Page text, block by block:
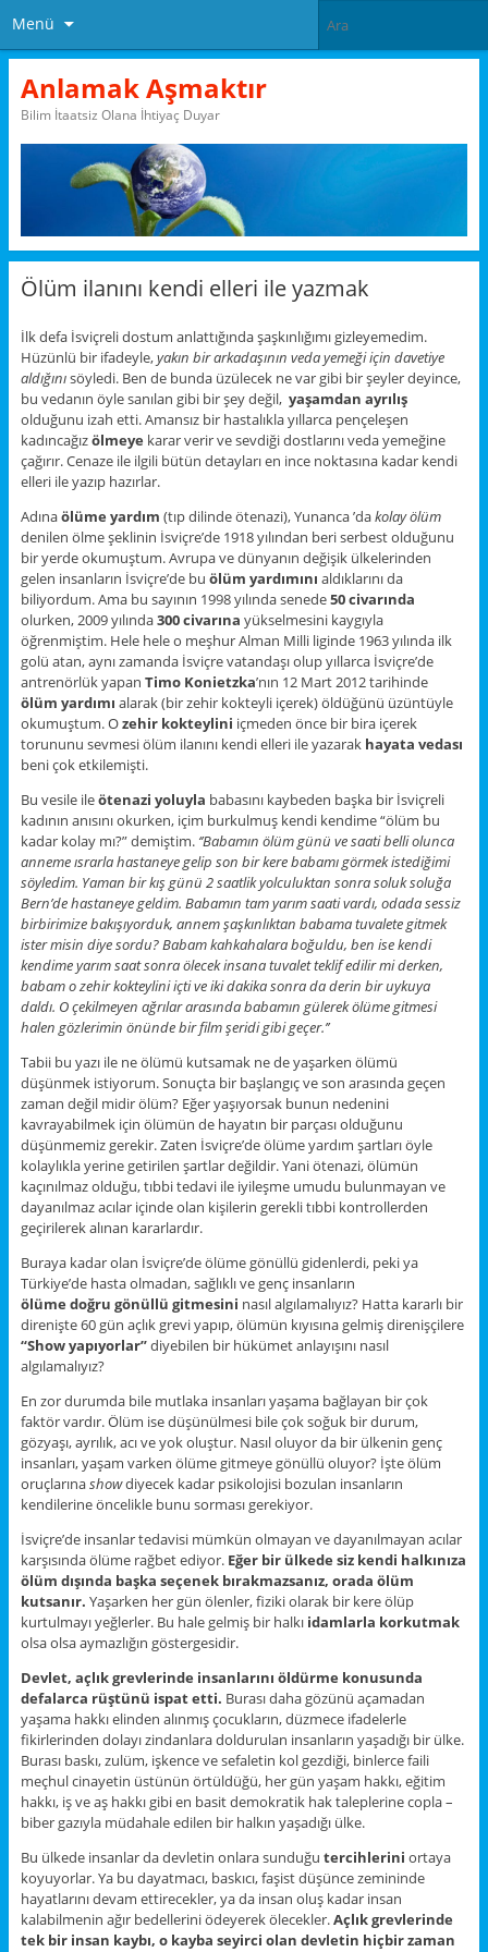
Menü
Anlamak Aşmaktır
Bilim İtaatsiz Olana İhtiyaç Duyar
Ölüm ilanını kendi elleri ile yazmak
İlk defa İsviçreli dostum anlattığında şaşkınlığımı gizleyemedim.
Hüzünlü bir ifadeyle,yakın bir arkadaşının veda yemeği için davetiye
aldığınısöyledi. Ben de bunda üzülecek ne var gibi bir şeyler deyince,
bu vedanın öyle sanılan gibi bir şey değil, yaşamdan ayrılış
olduğunu izah etti. Amansız bir hastalıkla yıllarca pençeleşen
kadıncağızölmeye karar verir ve sevdiği dostlarını veda yemeğine
çağırır. Cenaze ile ilgili bütün detayları en ince noktasına kadar kendi
elleri ile yazıp hazırlar.
Adınaölüme yardım (tıp dilinde ötenazi), Yunanca ’dakolay ölüm
denilen ölme şeklinin İsviçre’de 1918 yılından beri serbest olduğunu
bir yerde okumuştum. Avrupa ve dünyanın değişik ülkelerinden
gelen insanların İsviçre’de bu ölüm yardımını aldıklarını da
biliyordum. Ama bu sayının 1998 yılında senede50 civarında
olurken, 2009 yılında300 civarına yükselmesini kaygıyla
öğrenmiştim. Hele hele o meşhur Alman Milli liginde 1963 yılında ilk
golü atan, aynı zamanda İsviçre vatandaşı olup yıllarca İsviçre’de
antrenörlük yapan Timo Konietzka’nın 12 Mart 2012 tarihinde
ölüm yardımı alarak (bir zehir kokteyli içerek) öldüğünü üzüntüyle
okumuştum. Ozehir kokteylini içmeden önce bir bira içerek
torununu sevmesi ölüm ilanını kendi elleri ile yazarak hayata vedası
beni çok etkilemişti.
Bu vesile ileötenazi yoluyla babasını kaybeden başka bir İsviçreli
kadının anısını okurken, içim burkulmuş kendi kendime “ölüm bu
kadar kolay mı?” demiştim. ‘’Babamın ölüm günü ve saati belli olunca
anneme ısrarla hastaneye gelip son bir kere babamı görmek istediğimi
söyledim. Yaman bir kış günü 2 saatlik yolculuktan sonra soluk soluğa
Bern’de hastaneye geldim. Babamın tam yarım saati vardı, odada sessiz
birbirimize bakışıyorduk, annem şaşkınlıktan babama tuvalete gitmek
ister misin diye sordu? Babam kahkahalara boğuldu, ben ise kendi
kendime yarım saat sonra ölecek insana tuvalet teklif edilir mi derken,
babam o zehir kokteylini içti ve iki dakika sonra da derin bir uykuya
daldı. O çekilmeyen ağrılar arasında babamın gülerek ölüme gitmesi
halen gözlerimin önünde bir film şeridi gibi geçer.’’
Tabii bu yazı ile ne ölümü kutsamak ne de yaşarken ölümü
düşünmek istiyorum. Sonuçta bir başlangıç ve son arasında geçen
zaman değil midir ölüm? Eğer yaşıyorsak bunun nedenini
kavrayabilmek için ölümün de hayatın bir parçası olduğunu
düşünmemiz gerekir. Zaten İsviçre’de ölüme yardım şartları öyle
kolaylıkla yerine getirilen şartlar değildir. Yani ötenazi, ölümün
kaçınılmaz olduğu, tıbbi tedavi ile iyileşme umudu bulunmayan ve
dayanılmaz acılar içinde olan kişilerin gerekli tıbbi kontrollerden
geçirilerek alınan kararlardır.
Buraya kadar olan İsviçre’de ölüme gönüllü gidenlerdi, peki ya
Türkiye’de hasta olmadan, sağlıklı ve genç insanların
ölüme doğru gönüllü gitmesini nasıl algılamalıyız? Hatta kararlı bir
direnişte 60 gün açlık grevi yapıp, ölümün kıyısına gelmiş direnişçilere
“Show yapıyorlar”diyebilen bir hükümet anlayışını nasıl
algılamalıyız?
En zor durumda bile mutlaka insanları yaşama bağlayan bir çok
faktör vardır. Ölüm ise düşünülmesi bile çok soğuk bir durum,
gözyaşı, ayrılık, acı ve yok oluştur. Nasıl oluyor da bir ülkenin genç
insanları, yaşam varken ölüme gitmeye gönüllü oluyor? İşte ölüm
oruçlarınashowdiyecek kadar psikolojisi bozulan insanların
kendilerine öncelikle bunu sorması gerekiyor.
İsviçre’de insanlar tedavisi mümkün olmayan ve dayanılmayan acılar
karşısında ölüme rağbet ediyor.Eğer bir ülkede siz kendi halkınıza
ölüm dışında başka seçenek bırakmazsanız, orada ölüm
kutsanır. Yaşarken her gün ölenler, fiziki olarak bir kere ölüp
kurtulmayı yeğlerler. Bu hale gelmiş bir halkı idamlarla korkutmak
olsa olsa aymazlığın göstergesidir.
Devlet, açlık grevlerinde insanlarını öldürme konusunda
defalarca rüştünü ispat etti. Burası daha gözünü açamadan
yaşama hakkı elinden alınmış çocukların, düzmece ifadelerle
fikirlerinden dolayı zindanlara doldurulan insanların yaşadığı bir ülke.
Burası baskı, zulüm, işkence ve sefaletin kol gezdiği, binlerce faili
meçhul cinayetin üstünün örtüldüğü, her gün yaşam hakkı, eğitim
hakkı, iş ve aş hakkı gibi en basit demokratik hak taleplerine copla –
biber gazıyla müdahale edilen bir halkın yaşadığı ülke.
Bu ülkede insanlar da devletin onlara sunduğu tercihlerini ortaya
koyuyorlar. Ya bu dayatmacı, baskıcı, faşist düşünce zemininde
hayatlarını devam ettirecekler, ya da insan oluş kadar insan
kalabilmenin ağır bedellerini ödeyerek ölecekler.Açlık grevlerinde
tek bir insan kaybı, o kayba seyirci olan devletin hiçbir zaman